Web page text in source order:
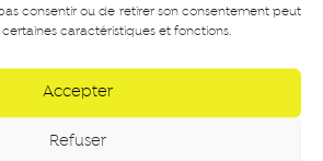
consentir ou de retirer son consentement peut
caractéristiques et fonctions.
Accepter
Refuser